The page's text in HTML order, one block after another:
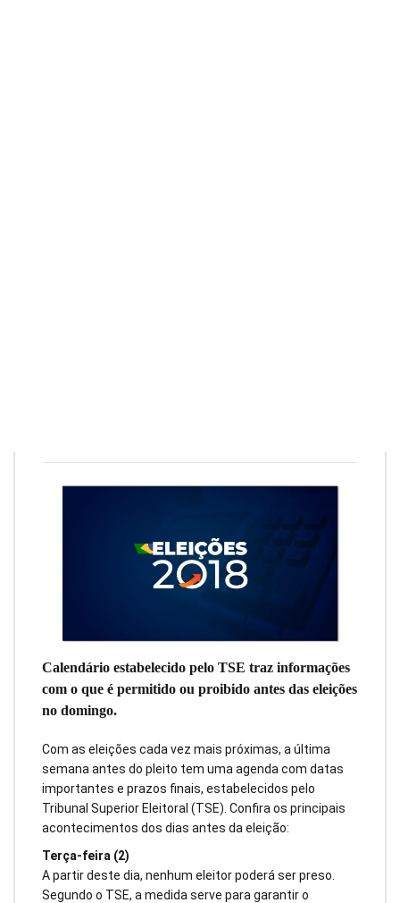
Calendário estabelecido pelo TSE traz informações
com o que é permitido ou proibido antes das eleições
no domingo.
Com as eleições cada vez mais próximas, a última
semana antes do pleito tem uma agenda com datas
importantes e prazos finais, estabelecidos pelo
Tribunal Superior Eleitoral (TSE). Confira os principais
acontecimentos dos dias antes da eleição:
Terça-feira (2)
A partir deste dia, nenhum eleitor poderá ser preso.
Segundo o TSE, a medida serve para garantir o